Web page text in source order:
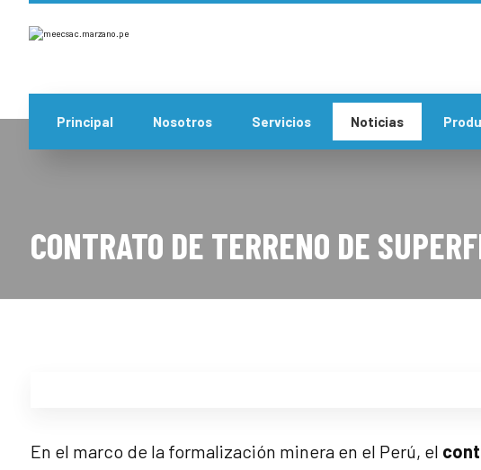
Principal Nosotros Servicios Noticias
CONTRATO DE TERRENO DE
En el marco de la formalización minera en el Perú, el